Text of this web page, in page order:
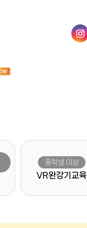
중학생 이상
VR완강기교육